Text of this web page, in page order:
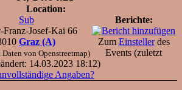
Location:
Sub
Franz-Josef-Kai 66
Graz (A)
Daten von Openstreetmap)
Berichte:
Zum Einstellerdes
Events (zuletzt
14.03.2023 18:12)
Angaben?